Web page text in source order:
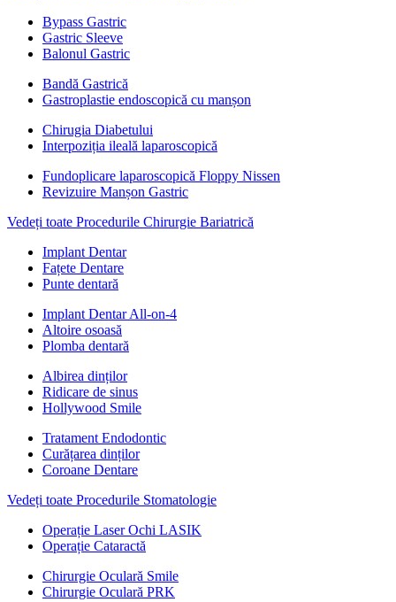
Bypass Gastric
Gastric Sleeve
Balonul Gastric
Bandă Gastrică
Gastroplastie endoscopică cu manșon
Chirugia Diabetului
Interpoziția ileală laparoscopică
Fundoplicare laparoscopică Floppy Nissen
Revizuire Manșon Gastric
Vedeți toate Procedurile Chirurgie Bariatrică
Implant Dentar
Fațete Dentare
Punte dentară
Implant Dentar All-on-4
Altoire osoasă
Plomba dentară
Albirea dinților
Ridicare de sinus
Hollywood Smile
Tratament Endodontic
Curățarea dinților
Coroane Dentare
Vedeți toate Procedurile Stomatologie
Operație Laser Ochi LASIK
Operație Cataractă
Chirurgie Oculară Smile
Chirurgie Oculară PRK